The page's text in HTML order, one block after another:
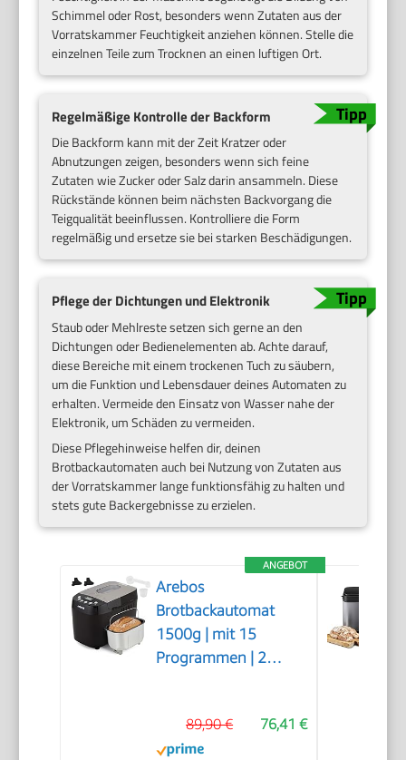
Schimmel oder Rost, besonders wenn Zutaten aus der
Vorratskammer Feuchtigkeit anziehen können. Stelle die
einzelnen Teile zum Trocknen an einen luftigen Ort.
Regelmäßige Kontrolle der Backform
Die Backform kann mit der Zeit Kratzer oder
Abnutzungen zeigen, besonders wenn sich feine
Zutaten wie Zucker oder Salz darin ansammeln. Diese
Rückstände können beim nächsten Backvorgang die
Teigqualität beeinflussen. Kontrolliere die Form
regelmäßig und ersetze sie bei starken Beschädigungen.
Pflege der Dichtungen und Elektronik
Staub oder Mehlreste setzen sich gerne an den
Dichtungen oder Bedienelementen ab. Achte darauf,
diese Bereiche mit einem trockenen Tuch zu säubern,
um die Funktion und Lebensdauer deines Automaten zu
erhalten. Vermeide den Einsatz von Wasser nahe der
Elektronik, um Schäden zu vermeiden.
Diese Pflegehinweise helfen dir, deinen
Brotbackautomaten auch bei Nutzung von Zutaten aus
der Vorratskammer lange funktionsfähig zu halten und
stets gute Backergebnisse zu erzielen.
ANGEBOT
Arebos
Brotbackautomat
1500g | mit 15
Programmen | 2
Bräunungsgrade und
Brotgrößen | 850 W |
76,41 €
89,90 €